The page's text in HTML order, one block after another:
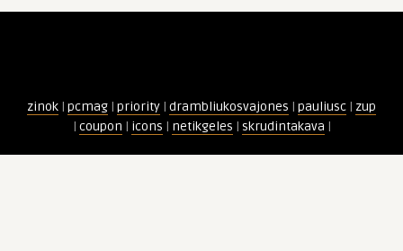
zinok | pcmag | priority | drambliukosvajones | pauliusc | zup
| coupon | icons | netikgeles | skrudintakava |